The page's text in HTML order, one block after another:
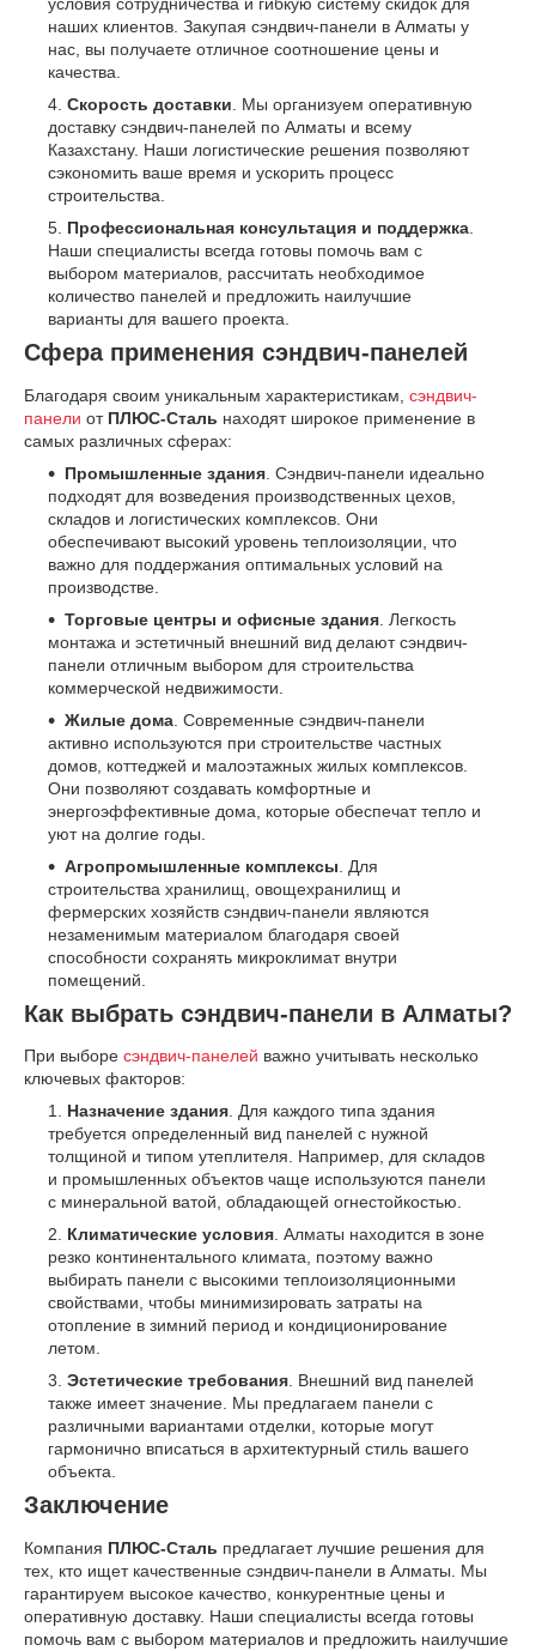
наших клиентов. Закупая сэндвич-панели в Алматы у
нас, вы получаете отличное соотношение цены и
качества.
Скорость доставки . Мы организуем оперативную
доставку сэндвич-панелей по Алматы и всему
Казахстану. Наши логистические решения позволяют
сэкономить ваше время и ускорить процесс
строительства.
Профессиональная консультация и поддержка
Наши специалисты всегда готовы помочь вам с
выбором материалов, рассчитать необходимое
количество панелей и предложить наилучшие
варианты для вашего проекта.
Сфера применения сэндвич-панелей
Благодаря своим уникальным характеристикам, сэндвич-
панели от ПЛЮС-Сталь находят широкое применение в
самых различных сферах:
Промышленные здания . Сэндвич-панели идеально
подходят для возведения производственных цехов,
складов и логистических комплексов. Они
обеспечивают высокий уровень теплоизоляции, что
важно для поддержания оптимальных условий на
производстве.
Торговые центры и офисные здания . Легкость
монтажа и эстетичный внешний вид делают сэндвич-
панели отличным выбором для строительства
коммерческой недвижимости.
Жилые дома . Современные сэндвич-панели
активно используются при строительстве частных
домов, коттеджей и малоэтажных жилых комплексов.
Они позволяют создавать комфортные и
энергоэффективные дома, которые обеспечат тепло и
уют на долгие годы.
Агропромышленные комплексы . Для
строительства хранилищ, овощехранилищ и
фермерских хозяйств сэндвич-панели являются
незаменимым материалом благодаря своей
способности сохранять микроклимат внутри
помещений.
Как выбрать сэндвич-панели в Алматы?
При выборе сэндвич-панелей важно учитывать несколько
ключевых факторов:
Назначение здания. Для каждого типа здания
требуется определенный вид панелей с нужной
толщиной и типом утеплителя. Например, для складов
и промышленных объектов чаще используются панели
с минеральной ватой, обладающей огнестойкостью.
Климатические условия. Алматы находится в зоне
резко континентального климата, поэтому важно
выбирать панели с высокими теплоизоляционными
свойствами, чтобы минимизировать затраты на
отопление в зимний период и кондиционирование
летом.
Эстетические требования. Внешний вид панелей
также имеет значение. Мы предлагаем панели с
различными вариантами отделки, которые могут
гармонично вписаться в архитектурный стиль вашего
объекта.
Заключение
Компания ПЛЮС-Сталь предлагает лучшие решения для
тех, кто ищет качественные сэндвич-панели в Алматы. Мы
гарантируем высокое качество, конкурентные цены и
оперативную доставку. Наши специалисты всегда готовы
помочь вам с выбором материалов и предложить наилучшие